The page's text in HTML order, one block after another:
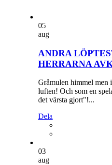
05
aug
ANDRA
HERRARNA
Gråmulen himmel men
luften! Och som en
det värsta gjort"!...
Dela
03
aug